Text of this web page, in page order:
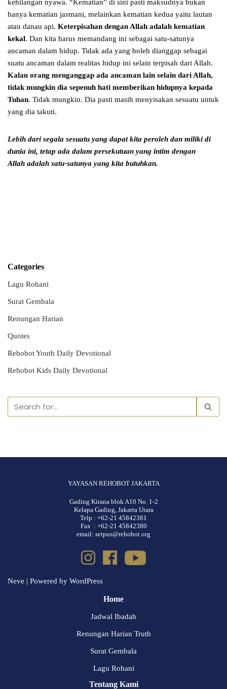
kehilangan nyawa. “Kematian” di sini pasti maksudnya bukan
hanya kematian jasmani, melainkan kematian kedua yaitu lautan
atau danau api. Keterpisahan dengan Allah adalah kematian
kekal. Dan kita harus memandang ini sebagai satu-satunya
ancaman dalam hidup. Tidak ada yang boleh dianggap sebagai
suatu ancaman dalam realitas hidup ini selain terpisah dari Allah.
Kalau orang menganggap ada ancaman lain selain dari Allah,
tidak mungkin dia sepenuh hati memberikan hidupnya kepada
Tuhan. Tidak mungkin. Dia pasti masih menyisakan sesuatu untuk
yang dia takuti.
Lebih dari segala sesuatu yang dapat kita peroleh dan miliki di
dunia ini, tetap ada dalam persekutuan yang intim dengan
Allah adalah satu-satunya yang kita butuhkan.
Categories
Lagu Rohani
Surat Gembala
Renungan Harian
Quotes
Rehobot Youth Daily Devotional
Rehobot Kids Daily Devotional
YAYASAN REHOBOT JAKARTA
Gading Kirana blok A10 No. 1-2
Kelapa Gading, Jakarta Utara
Telp : +62-21 45842381
Fax : +62-21 45842380
email: setpus@rehobot.org
Neve | Powered by WordPress
Home
Jadwal Ibadah
Renungan Harian Truth
Surat Gembala
Lagu Rohani
Tentang Kami